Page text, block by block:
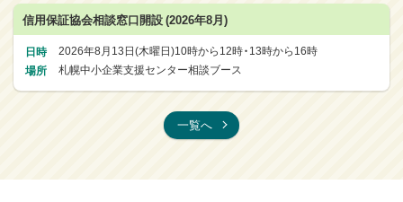
信用保証協会相談窓口開設 (2026年8月)
日時 2026年8月13日(木曜日)10時から12時・13時から16時
場所 札幌中小企業支援センター相談ブース
一覧へ